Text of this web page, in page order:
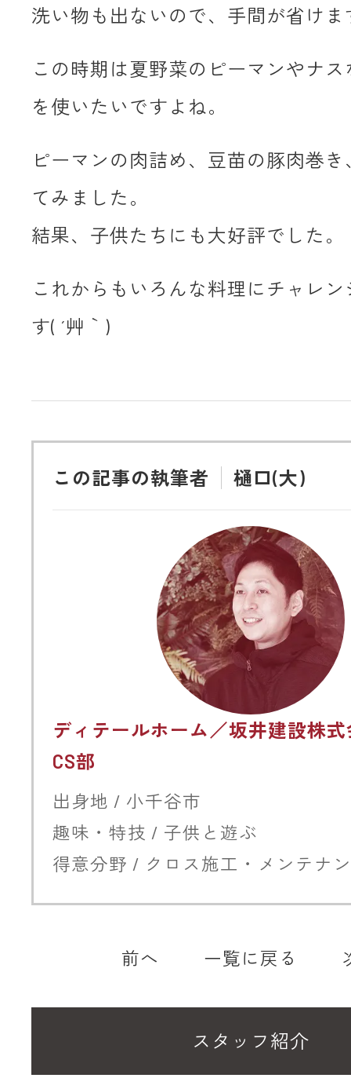
洗い物も出ないので、手間が省けま
この時期は夏野菜のピーマンやナ
を使いたいですよね。
ピーマンの肉詰め、豆苗の豚肉巻
てみました。
結果、子供たちにも大好評でした。
これからもいろんな料理にチャレ
す( ´艸｀)
この記事の執筆者 樋口(大)
ディテールホーム／坂井建設株
CS部
出身地 / 小千谷市
趣味・特技 / 子供と遊ぶ
得意分野 / クロス施工・メンテナ
前へ 一覧に戻る
スタッフ紹介